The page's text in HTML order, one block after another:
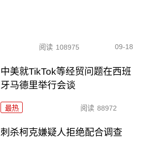
阅读 108975 09-18
中美就TikTok等经贸问题在西班
牙马德里举行会谈
最热 阅读 88972
刺杀柯克嫌疑人拒绝配合调查